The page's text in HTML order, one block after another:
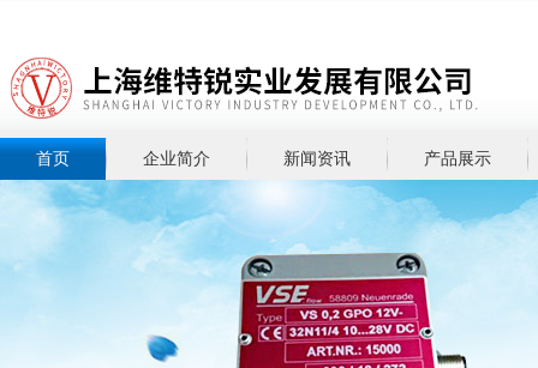
首页 企业简介 新闻资讯 产品展示